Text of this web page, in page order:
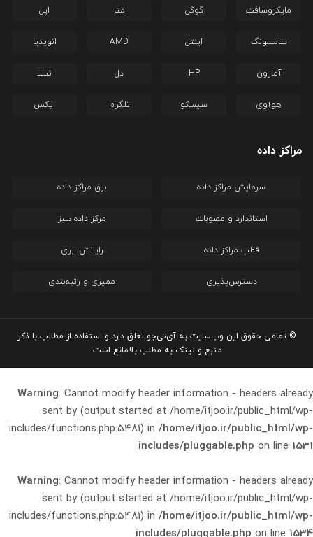
مایکروسافت گوگل متا اپل
سامسونگ اینتل AMD انویدیا
آمازون HP دل تسلا
هوآوی سیسکو تلگرام ایکس
مراکز داده
سرمایش مراکز داده برق مراکز داده
استاندارد و مصوبات مرکز داده سبز
قطب مراکز داده رایانش ابری
دسترس‌پذیری ممیزی و رتبه‌بندی
© تمامی حقوق این وب‌سایت به آی‌تی‌جو تعلق دارد و استفاده از مطالب با ذکر
منبع و لینک به مطلب بلامانع است.
Warning: Cannot modify header information - headers already
sent by (output started at /home/itjoo.ir/public_html/wp-
includes/functions.php:5481) in /home/itjoo.ir/public_html/wp-
includes/pluggable.php on line 1531
Warning: Cannot modify header information - headers already
sent by (output started at /home/itjoo.ir/public_html/wp-
includes/functions.php:5481) in /home/itjoo.ir/public_html/wp-
includes/pluggable.php on line 1534